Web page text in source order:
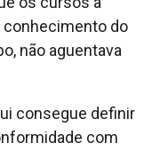
conhecimento do
não aguentava
consegue definir
com